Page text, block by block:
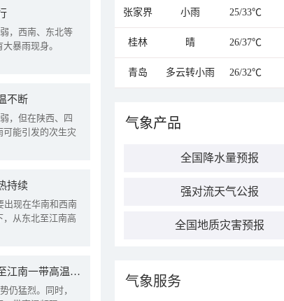
，西南、东北等
暴雨现身。
不断
，但在陕西、四
能引发的次生灾
持续
出现在华南和西南
从东北至江南高
四川陕西等地需警惕降雨叠加致灾 华北南部至江南一带高温频现
仍猛烈。同时，
张家界 小雨 25/33℃
桂林 晴 26/37℃
青岛 多云转小雨 26/32℃
气象产品
全国降水量预报
强对流天气公报
全国地质灾害预报
气象服务